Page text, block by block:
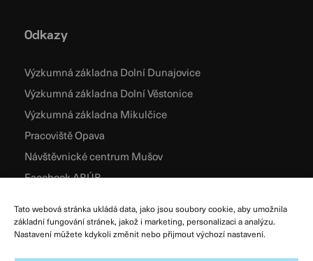
Tato webová stránka ukládá data, jako jsou soubory cookie, aby umožnila
základní fungování stránek, jakož i marketing, personalizaci a analýzu.
Nastavení můžete kdykoli změnit nebo přijmout výchozí nastavení.
Odkazy
Výzkumná základna Dolní Dunajovice
Výzkumná základna Dolní Věstonice
Výzkumná základna Mikulčice
Pracoviště Opava
Návštěvnické centrum Mušov
Facebook ARÚB
Zásady cookies
Podmínky užívání